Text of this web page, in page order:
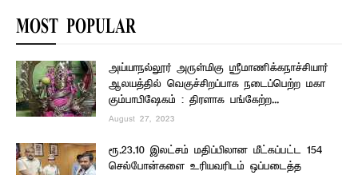
MOST POPULAR
அய்யாநல்லூர் அருள்மிகு ஸ்ரீமாணிக்கநாச்சியார்
ஆலயத்தில் வெகுச்சிறப்பாக நடைப்பெற்ற மகா
கும்பாபிஷேகம் : திரளாக பங்கேற்ற...
August 27, 2023
ரூ.23.10 இலட்சம் மதிப்பிலான மீட்கப்பட்ட 154
செல்போன்களை உரியவரிடம் ஒப்படைத்த